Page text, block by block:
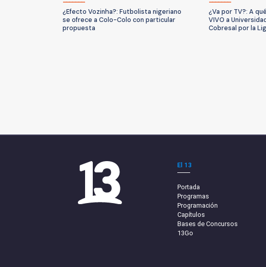
¿Efecto Vozinha?: Futbolista nigeriano
se ofrece a Colo-Colo con particular
propuesta
¿Va por TV?: A
VIVO a
Cobresal por la
El 13
Portada
Programas
Programación
Capítulos
Bases de Concursos
13Go